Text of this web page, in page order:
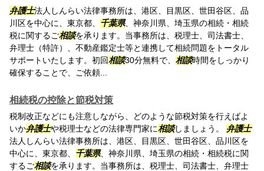
弁護士法人しんらい法律事務所は、港区、目黒区、世田谷区、品
川区を中心に、東京都、 千葉県、神奈川県、埼玉県の相続・相続
税に関するご相談を承ります。当事務所は、税理士、司法書士、
弁理士（特許）、不動産鑑定士等と連携して相続問題をトータル
サポートいたします。初回相談30分無料で、 相談時間をしっかり
確保することで、ご依頼...
相続税の控除と節税対策
税制改正などにも注意しながら、どのような節税対策を行えばよ
いか弁護士や税理士などの法律専門家に相談しましょう。 弁護士
法人しんらい法律事務所は、港区、目黒区、世田谷区、品川区を
中心に、東京都、 千葉県、神奈川県、埼玉県の相続・相続税に関
するご相談を承ります。当事務所は、税理士、司法書士、弁理士